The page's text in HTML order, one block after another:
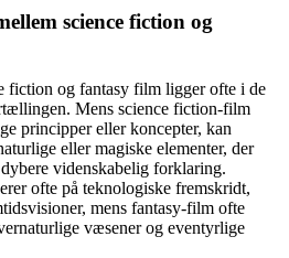
science fiction og
fiction og fantasy film ligger ofte i de
Mens science fiction-film
principper eller koncepter, kan
eller magiske elementer, der
videnskabelig forklaring.
ofte på teknologiske fremskridt,
mens fantasy-film ofte
væsener og eventyrlige